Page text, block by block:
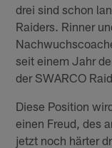
drei sind schon
Raiders. Rinner
seit einem Jahr
der SWARCO
Diese Position
einen Freud, des
jetzt noch härter